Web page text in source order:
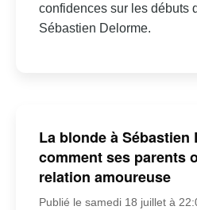
confidences sur les débuts
Sébastien Delorme.
La blonde à Sébastien
comment ses parents
relation amoureuse
Publié le samedi 18 juillet à